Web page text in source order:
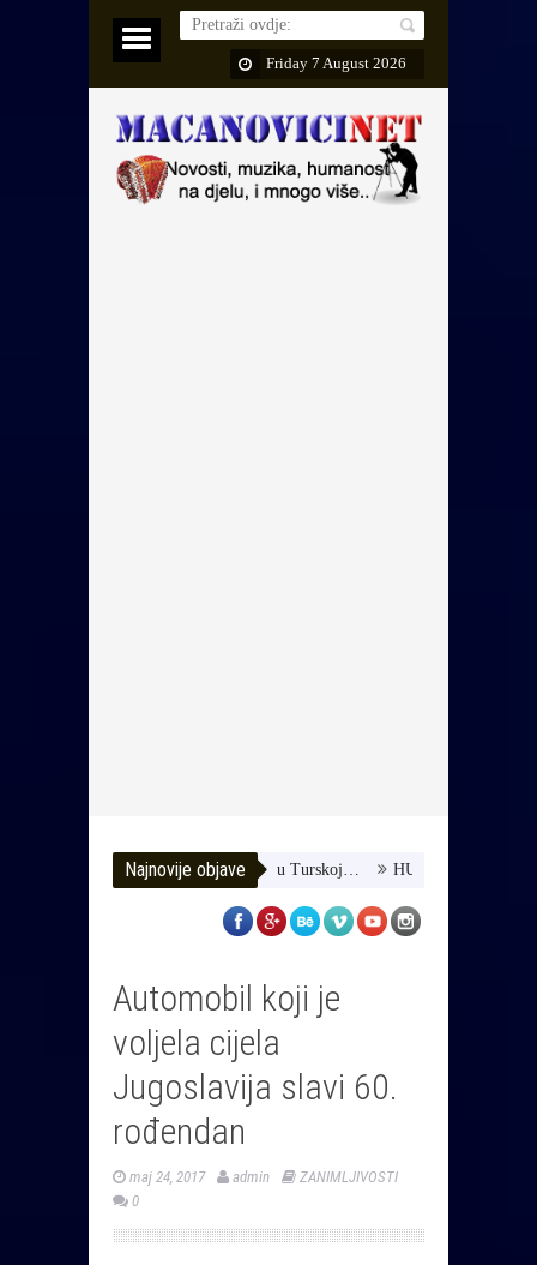
Friday 7 August 2026
Najnovije objave
joj da dobije terapiju u Turskoj… HUSE TATAREVIĆ
Automobil koji je
voljela cijela
Jugoslavija slavi 60.
rođendan
maj 24, 2017 admin
ZANIMLJIVOSTI
0